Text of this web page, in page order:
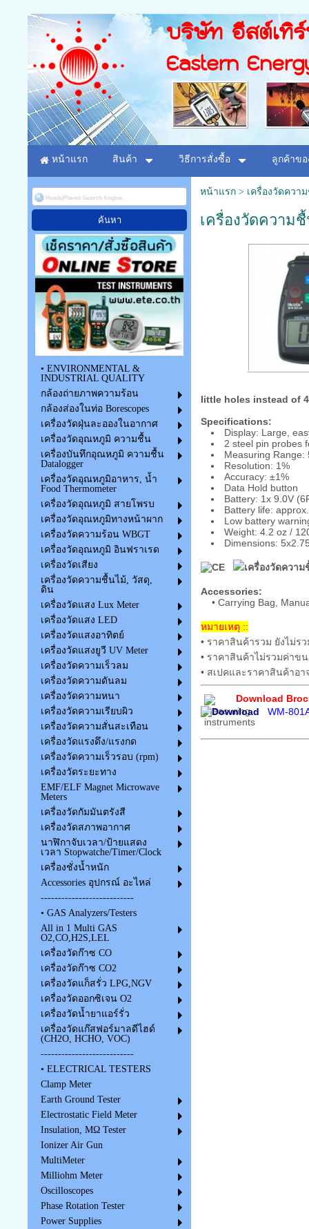
บริษัท อีสต์เทิ
Eastern
หน้าแรก สินค้า วิธีการสั่งซื้อ ลูกค้าขอ
• ENVIRONMENTAL &
INDUSTRIAL QUALITY
กล้องถ่ายภาพความร้อน
กล้องส่องในท่อ Borescopes
เครื่องวัดฝุ่นละอองในอากาศ
เครื่องวัดอุณหภูมิ ความชื้น
เครื่องบันทึกอุณหภูมิ ความชื้น
Datalogger
เครื่องวัดอุณหภูมิอาหาร, น้ำ
Food Thermometer
เครื่องวัดอุณหภูมิ สายโพรบ
เครื่องวัดอุณหภูมิทางหน้าผาก
เครื่องวัดความร้อน WBGT
เครื่องวัดอุณหภูมิ อินฟราเรด
เครื่องวัดเสียง
เครื่องวัดความชื้นไม้, วัสดุ,
ดิน
เครื่องวัดแสง Lux Meter
เครื่องวัดแสง LED
เครื่องวัดแสงอาทิตย์
เครื่องวัดแสงยูวี UV Meter
เครื่องวัดความเร็วลม
เครื่องวัดความดันลม
เครื่องวัดความหนา
เครื่องวัดความเรียบผิว
เครื่องวัดความสั่นสะเทือน
เครื่องวัดแรงดึง/แรงกด
เครื่องวัดความเร็วรอบ (rpm)
เครื่องวัดระยะทาง
EMF/ELF Magnet Microwave
Meters
เครื่องวัดกัมมันตรังสี
เครื่องวัดสภาพอากาศ
นาฬิกาจับเวลา/ป้ายแสดง
เวลา Stopwatche/Timer/Clock
เครื่องชั่งน้ำหนัก
Accessories อุปกรณ์ อะไหล่
---------------------------
• GAS Analyzers/Testers
All in 1 Multi GAS
O2,CO,H2S,LEL
เครื่องวัดก๊าซ CO
เครื่องวัดก๊าซ CO2
เครื่องวัดแก็สรั่ว LPG,NGV
เครื่องวัดออกซิเจน O2
เครื่องวัดน้ำยาแอร์รั่ว
เครื่องวัดแก๊สฟอร์มาลดีไฮด์
(CH2O, HCHO, VOC)
---------------------------
• ELECTRICAL TESTERS
Clamp Meter
Earth Ground Tester
Electrostatic Field Meter
Insulation, MΩ Tester
Ionizer Air Gun
MultiMeter
Milliohm Meter
Oscilloscopes
Phase Rotation Tester
Power Supplies
หน้าแรก> เครื่องวัดควา
เครื่องวัดความชื้
little holes instead of
Specifications:
Display: Large,
2 steel pin probes
Measuring Range:
Resolution: 1%
Accuracy: ±1%
Data Hold button
Battery: 1x 9.0V
Battery life:
Low battery
Weight: 4.2 oz /
Dimensions:
Accessories:
• Carrying Bag,
หมายเหตุ ::
• ราคาสินค้ารวม ยังไม่ร
• ราคาสินค้าไม่รวมค่าข
• สเปคและราคาสินค้าอ
Download
WM-